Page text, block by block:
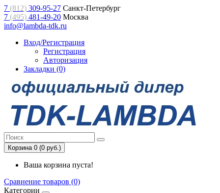
7 (812) 309-95-27 Санкт-Петербург
7 (495) 481-49-20 Москва
info@lambda-tdk.ru
Вход/Регистрация
Регистрация
Авторизация
Закладки (0)
Корзина 0 (0 руб.)
Ваша корзина пуста!
Сравнение товаров (0)
Категории